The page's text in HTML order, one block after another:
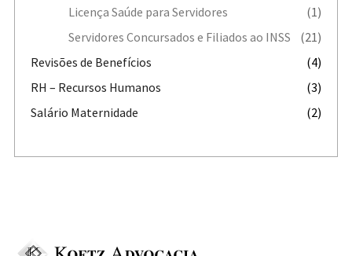
Licença Saúde para Servidores
(1)
Servidores Concursados e Filiados ao INSS
(21)
Revisões de Benefícios
(4)
RH – Recursos Humanos
(3)
Salário Maternidade
(2)